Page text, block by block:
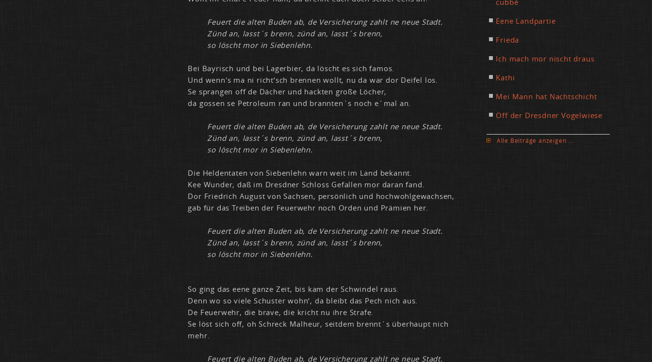
Feu­ert die al­ten Bu­den ab, de Ver­si­che­rung zahlt ne neue Stadt.
Zünd an, lasst´s brenn, zünd an, lasst´s brenn,
so löscht mor in Sie­ben­lehn.
Bei Bay­risch und bei La­ger­bier, da löscht es sich fa­mos.
Und wenn's ma ni richt‘sch bren­nen wollt, nu da war dor Dei­fel los.
Se spran­gen off de Dä­cher und hack­ten gro­ße Lö­cher,
da gos­sen se Pe­tro­le­um ran und brann­ten`s noch e´mal an.
Feu­ert die al­ten Bu­den ab, de Ver­si­che­rung zahlt ne neue Stadt.
Zünd an, lasst´s brenn, zünd an, lasst´s brenn,
so löscht mor in Sie­ben­lehn.
Die Hel­den­ta­ten von Sie­ben­lehn warn weit im Land be­kannt.
Kee Wun­der, daß im Dresd­ner Schloss Ge­fal­len mor dar­an fand.
Dor Fried­rich Au­gust von Sach­sen, per­sön­lich und hoch­wohl­ge­wach­sen,
gab für das Trei­ben der Feu­er­wehr noch Or­den und Prä­mi­en her.
Feu­ert die al­ten Bu­den ab, de Ver­si­che­rung zahlt ne neue Stadt.
Zünd an, lasst´s brenn, zünd an, lasst´s brenn,
so löscht mor in Sie­ben­lehn.
So ging das ee­ne gan­ze Zeit, bis kam der Schwin­del raus.
Denn wo so vie­le Schus­ter wohn‘, da bleibt das Pech nich aus.
De Feu­er­wehr, die bra­ve, die kricht nu ih­re Stra­fe.
Se löst sich off, oh Schreck Mal­heur, seit­dem brennt´s über­haupt nich
mehr.
Feu­ert die al­ten Bu­den ab, de Ver­si­che­rung zahlt ne neue Stadt.
Ee­ne Land­par­tie
Frie­da
Ich mach mor nischt draus
Ka­thi
Mei Mann hat Nacht­schicht
Off der Dresd­ner Vo­gel­wie­se
Al­le Bei­trä­ge an­zei­gen ...